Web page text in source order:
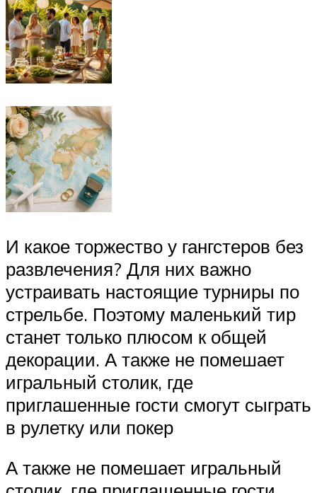
И какое торжество у гангстеров без
развлечения? Для них важно
устраивать настоящие турниры по
стрельбе. Поэтому маленький тир
станет только плюсом к общей
декорации. А также не помешает
игральный столик, где
приглашенные гости смогут сыграть
в рулетку или покер
А также не помешает игральный